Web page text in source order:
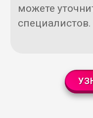
можете
специалистов.